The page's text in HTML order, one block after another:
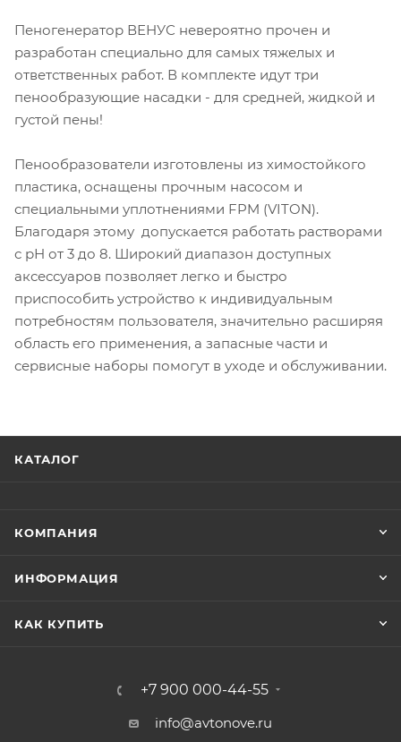
Пеногенератор ВЕНУС невероятно прочен и
разработан специально для самых тяжелых и
ответственных работ. В комплекте идут три
пенообразующие насадки - для средней, жидкой и
густой пены!
Пенообразователи изготовлены из химостойкого
пластика, оснащены прочным насосом и
специальными уплотнениями FPM (VITON).
Благодаря этому допускается работать растворами
с рН от 3 до 8. Широкий диапазон доступных
аксессуаров позволяет легко и быстро
приспособить устройство к индивидуальным
потребностям пользователя, значительно расширяя
область его применения, а запасные части и
сервисные наборы помогут в уходе и обслуживании.
КАТАЛОГ
КОМПАНИЯ
ИНФОРМАЦИЯ
КАК КУПИТЬ
+7 900 000-44-55
info@avtonove.ru